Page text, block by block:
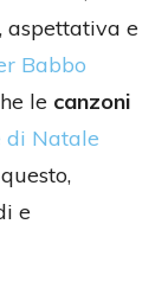
aspettativa e
Babbo
le canzoni
di Natale
e